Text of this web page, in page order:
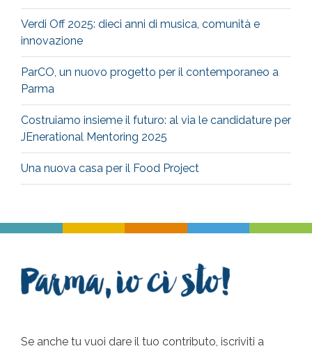
Verdi Off 2025: dieci anni di musica, comunità e
innovazione
ParCO, un nuovo progetto per il contemporaneo a
Parma
Costruiamo insieme il futuro: al via le candidature per
JEnerational Mentoring 2025
Una nuova casa per il Food Project
Se anche tu vuoi dare il tuo contributo, iscriviti a